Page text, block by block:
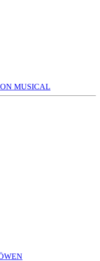
MUSICAL